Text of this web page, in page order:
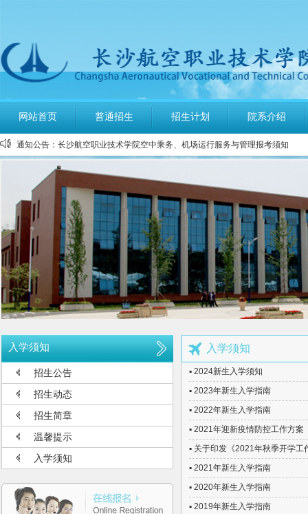
网站首页 普通招生 招生计划 院系介绍
通知公告：
公布2026年高考招生录取使用电话号码
长沙航空职业技术学院空中乘务、机场运行服务与管理报考须知
多少分可报考长沙航空职业技术学院
长沙航空职业技术学院2026年定向培养军士报考须知
长沙航空职业技术学院2026年报考指南
长沙航空职业技术学院2026年招生计划发布
长沙航空职业技术学院2026年招生章程
2026年单招录取分数线及录取名单公示
2026年单独招生一志愿考试成绩查询
关于参加2026年单独招生考试的温馨提示
公布2026年高考招生录取使用电话号码
长沙航空职业技术学院空中乘务、机场运行服务与管理报考须知
多少分可报考长沙航空职业技术学院
长沙航空职业技术学院2026年定向培养军士报考须知
长沙航空职业技术学院2026年报考指南
长沙航空职业技术学院2026年招生计划发布
长沙航空职业技术学院2026年招生章程
2026年单招录取分数线及录取名单公示
2026年单独招生一志愿考试成绩查询
入学须知
招生公告
招生动态
招生简章
温馨提示
入学须知
入学须知
▪ 2024新生入学须知
▪ 2023年新生入学指南
▪ 2022年新生入学指南
▪ 2021年迎新疫情防控工作方案
▪ 关于印发《2021年秋季开学工
▪ 2021年新生入学指南
▪ 2020年新生入学指南
▪ 2019年新生入学指南